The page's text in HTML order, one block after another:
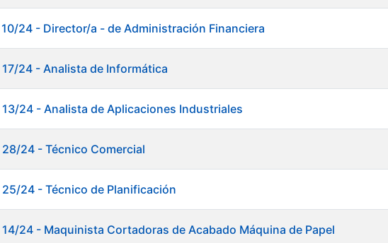
Mostrar/Ocultar
Ocultar
Ocultar
10/24 - Director/a - de Administración Financiera
17/24 - Analista de Informática
13/24 - Analista de Aplicaciones Industriales
28/24 - Técnico Comercial
25/24 - Técnico de Planificación
14/24 - Maquinista Cortadoras de Acabado Máquina de Papel